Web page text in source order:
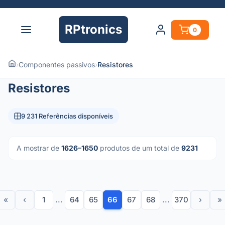
RPtronics 0
›Componentes passivos›Resistores
Resistores
9 231 Referências disponíveis
A mostrar de 1626–1650 produtos de um total de 9231
« ‹ 1 ... 64 65 66 67 68 ... 370 › »